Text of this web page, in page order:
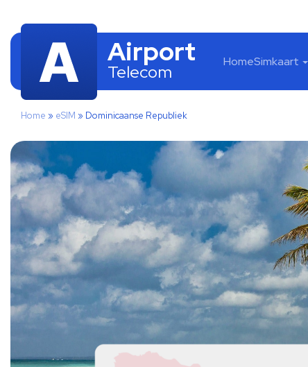
Airport
Telecom HomeSimkaart
Home » eSIM » Dominicaanse Republiek